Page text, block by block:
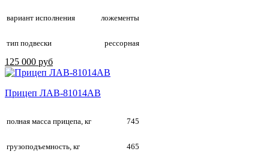
вариант исполнения ложементы
тип подвески рессорная
125 000 руб
Прицеп ЛАВ-81014АВ
полная масса прицепа, кг 745
грузоподъемность, кг 465